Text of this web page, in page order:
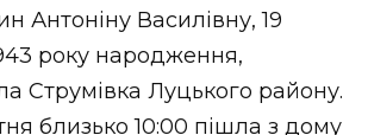
НОВИНИ
Антоніну Василівну, 19
року народження,
Струмівка Луцького району.
близько 10:00 пішла з дому